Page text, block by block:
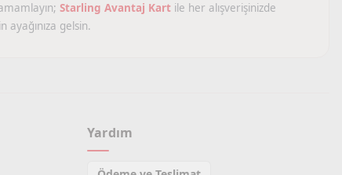
Starling Avantaj Kart ile her alışverişinizde
gelsin.
Yardım